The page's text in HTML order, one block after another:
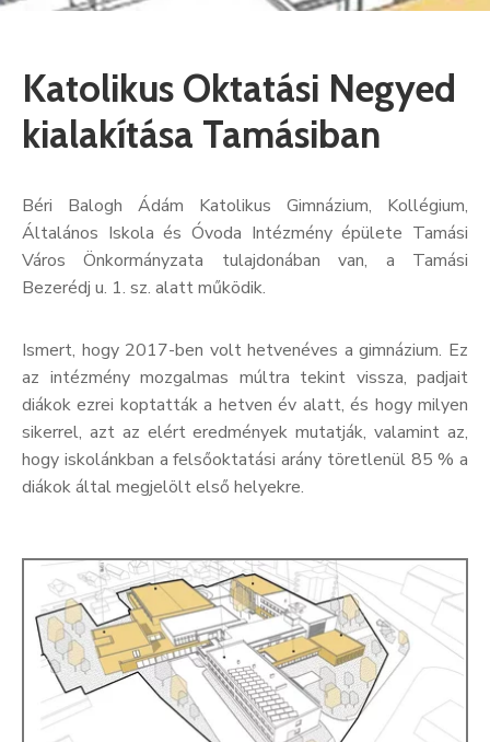
Keresés
Katolikus Oktatási Negyed
kialakítása Tamásiban
Béri Balogh Ádám Katolikus Gimnázium, Kollégium,
Általános Iskola és Óvoda Intézmény épülete Tamási
Város Önkormányzata tulajdonában van, a Tamási
Bezerédj u. 1. sz. alatt működik.
Ismert, hogy 2017-ben volt hetvenéves a gimnázium. Ez
az intézmény mozgalmas múltra tekint vissza, padjait
diákok ezrei koptatták a hetven év alatt, és hogy milyen
sikerrel, azt az elért eredmények mutatják, valamint az,
hogy iskolánkban a felsőoktatási arány töretlenül 85 % a
diákok által megjelölt első helyekre.